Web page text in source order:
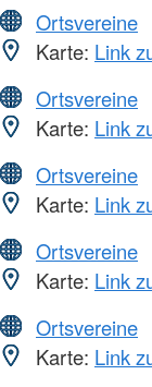
Ortsvereine
Karte: Link
Ortsvereine
Karte: Link
Ortsvereine
Karte: Link
Ortsvereine
Karte: Link
Ortsvereine
Karte: Link